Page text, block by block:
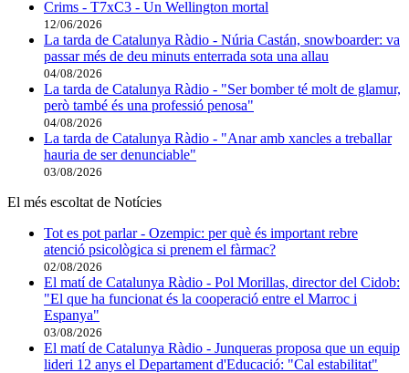
Crims - T7xC3 - Un Wellington mortal
12/06/2026
La tarda de Catalunya Ràdio - Núria Castán, snowboarder: va
passar més de deu minuts enterrada sota una allau
04/08/2026
La tarda de Catalunya Ràdio - "Ser bomber té molt de glamur,
però també és una professió penosa"
04/08/2026
La tarda de Catalunya Ràdio - "Anar amb xancles a treballar
hauria de ser denunciable"
03/08/2026
El més escoltat de Notícies
Tot es pot parlar - Ozempic: per què és important rebre
atenció psicològica si prenem el fàrmac?
02/08/2026
El matí de Catalunya Ràdio - Pol Morillas, director del Cidob:
"El que ha funcionat és la cooperació entre el Marroc i
Espanya"
03/08/2026
El matí de Catalunya Ràdio - Junqueras proposa que un equip
lideri 12 anys el Departament d'Educació: "Cal estabilitat"